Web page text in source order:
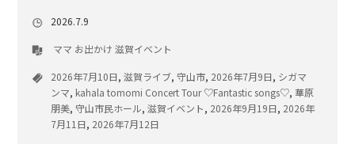
2026.7.9
ママ お出かけ 滋賀イベント
2026年7月10日,滋賀ライブ,守山市, 2026年7月9日, シガマ
ンマ, kahala tomomi Concert Tour ♡Fantastic songs♡,華原
朋美,守山市民ホール,滋賀イベント, 2026年9月19日, 2026年
7月11日, 2026年7月12日